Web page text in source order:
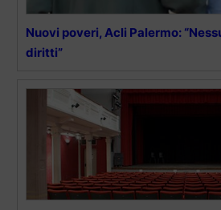
Nuovi poveri, Acli Palermo:
diritti”